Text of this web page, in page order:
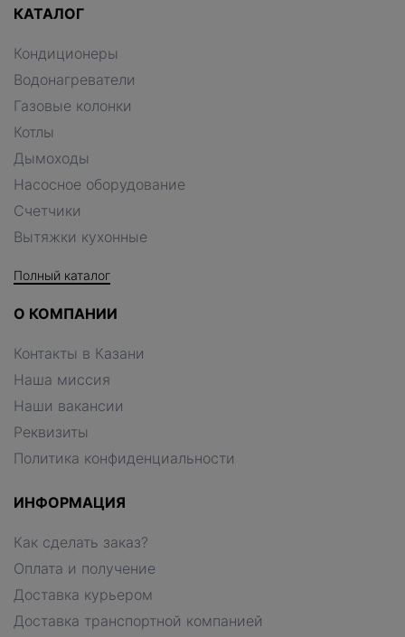
КАТАЛОГ
Кондиционеры
Водонагреватели
Газовые колонки
Котлы
Дымоходы
Насосное оборудование
Счетчики
Вытяжки кухонные
Полный каталог
О КОМПАНИИ
Контакты в Казани
Наша миссия
Наши вакансии
Реквизиты
Политика конфиденциальности
ИНФОРМАЦИЯ
Как сделать заказ?
Оплата и получение
Доставка курьером
Доставка транспортной компанией